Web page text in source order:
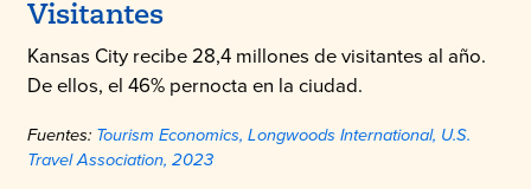
Visitantes
Kansas City recibe 28,4 millones de visitantes al año.
De ellos, el 46% pernocta en la ciudad.
Fuentes: Tourism Economics, Longwoods International, U.S.
Travel Association, 2023